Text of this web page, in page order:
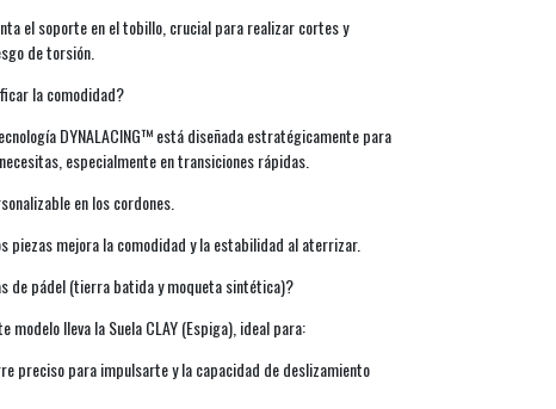
el soporte en el tobillo, crucial para realizar cortes y
de torsión.
la comodidad?
DYNALACING™ está diseñada estratégicamente para
especialmente en transiciones rápidas.
en los cordones.
piezas mejora la comodidad y la estabilidad al aterrizar.
de pádel (tierra batida y moqueta sintética)?
lleva la Suela CLAY (Espiga), ideal para:
preciso para impulsarte y la capacidad de deslizamiento